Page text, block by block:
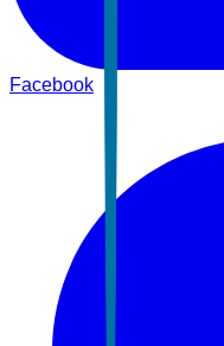
Facebook